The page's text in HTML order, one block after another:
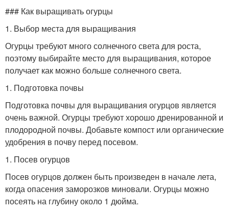
### Как выращивать огурцы
1. Выбор места для выращивания
Огурцы требуют много солнечного света для роста,
поэтому выбирайте место для выращивания, которое
получает как можно больше солнечного света.
1. Подготовка почвы
Подготовка почвы для выращивания огурцов является
очень важной. Огурцы требуют хорошо дренированной и
плодородной почвы. Добавьте компост или органические
удобрения в почву перед посевом.
1. Посев огурцов
Посев огурцов должен быть произведен в начале лета,
когда опасения заморозков миновали. Огурцы можно
посеять на глубину около 1 дюйма.